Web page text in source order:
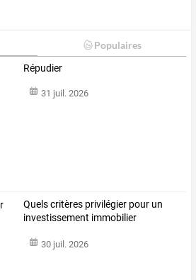
Populaires
Répudier
31 juil. 2026
Quelscritères privilégier pour un
investissement immobilier
30 juil. 2026